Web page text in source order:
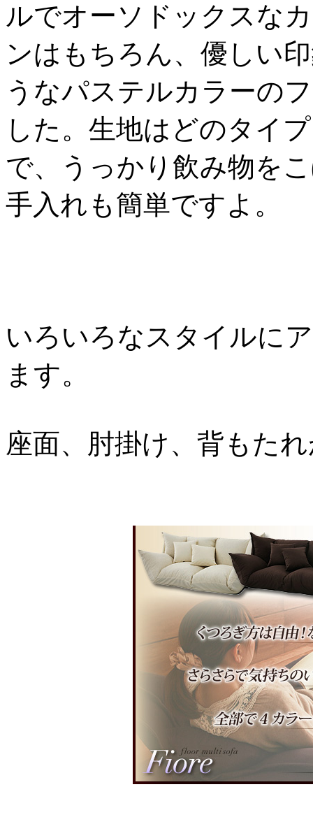
ルでオーソドックスな
ンはもちろん、優しい
うなパステルカラーの
した。生地はどのタイ
で、うっかり飲み物を
手入れも簡単ですよ。
いろいろなスタイルに
ます。
座面、肘掛け、背もた